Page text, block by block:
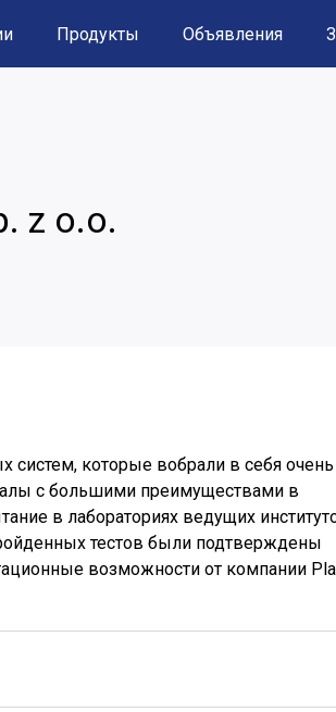
Продукты Объявления
z o.o.
систем, которые вобрали в себя очень
с большими преимуществами в
в лабораториях ведущих
тестов были подтверждены
возможности от компании